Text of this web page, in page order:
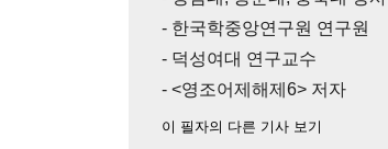
- 한국학중앙연구원 연구원
- 덕성여대 연구교수
- <영조어제해제6> 저자
이 필자의 다른 기사 보기